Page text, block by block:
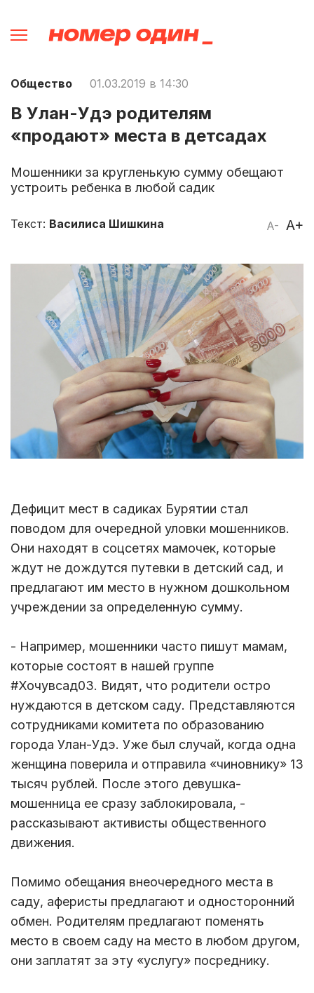
Общество 01.03.2019 в 14:30
В Улан-Удэ родителям
«продают» места в детсадах
Мошенники за кругленькую сумму обещают
устроить ребенка в любой садик
A- A+
Текст: Василиса Шишкина
Дефицит мест в садиках Бурятии стал
поводом для очередной уловки мошенников.
Они находят в соцсетях мамочек, которые
ждут не дождутся путевки в детский сад, и
предлагают им место в нужном дошкольном
учреждении за определенную сумму.
- Например, мошенники часто пишут мамам,
которые состоят в нашей группе
#Хочувсад03. Видят, что родители остро
нуждаются в детском саду. Представляются
сотрудниками комитета по образованию
города Улан-Удэ. Уже был случай, когда одна
женщина поверила и отправила «чиновнику» 13
тысяч рублей. После этого девушка-
мошенница ее сразу заблокировала, -
рассказывают активисты общественного
движения.
Помимо обещания внеочередного места в
саду, аферисты предлагают и односторонний
обмен. Родителям предлагают поменять
место в своем саду на место в любом другом,
они заплатят за эту «услугу» посреднику.